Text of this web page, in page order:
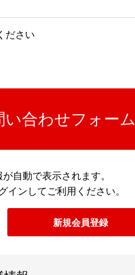
ださい
い合わせフォー
自動で表示されます。
インしてご利用ください。
新規会員登録